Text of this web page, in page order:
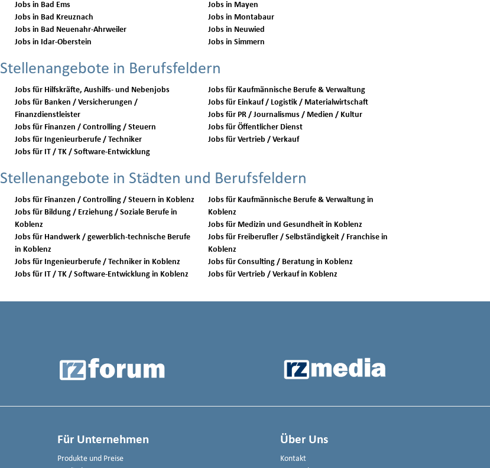
Jobs in Bad Ems
Jobs in Bad Kreuznach
Jobs in Bad Neuenahr-Ahrweiler
Jobs in Idar-Oberstein
Jobs in Mayen
Jobs in Montabaur
Jobs in Neuwied
Jobs in Simmern
Stellenangebote in Berufsfeldern
Jobs für Hilfskräfte, Aushilfs- und Nebenjobs
Jobs für Banken / Versicherungen /
Finanzdienstleister
Jobs für Finanzen / Controlling / Steuern
Jobs für Ingenieurberufe / Techniker
Jobs für IT / TK / Software-Entwicklung
Jobs für Kaufmännische Berufe & Verwaltung
Jobs für Einkauf / Logistik / Materialwirtschaft
Jobs für PR / Journalismus / Medien / Kultur
Jobs für Öffentlicher Dienst
Jobs für Vertrieb / Verkauf
Stellenangebote in Städten und Berufsfeldern
Jobs für Finanzen / Controlling / Steuern in Koblenz
Jobs für Bildung / Erziehung / Soziale Berufe in
Koblenz
Jobs für Handwerk / gewerblich-technische Berufe
in Koblenz
Jobs für Ingenieurberufe / Techniker in Koblenz
Jobs für IT / TK / Software-Entwicklung in Koblenz
Jobs für Kaufmännische Berufe & Verwaltung in
Koblenz
Jobs für Medizin und Gesundheit in Koblenz
Jobs für Freiberufler / Selbständigkeit / Franchise in
Koblenz
Jobs für Consulting / Beratung in Koblenz
Jobs für Vertrieb / Verkauf in Koblenz
Für Unternehmen
Produkte und Preise
Über Uns
Kontakt